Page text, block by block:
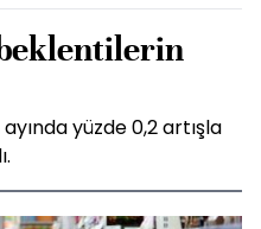
yüzde 0,2 artışla